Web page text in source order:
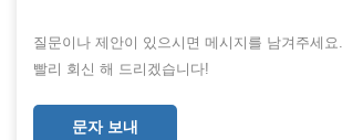
질문이나 제안이 있으시면 메시지를 남겨주세
빨리 회신 해 드리겠습니다!
문자 보내